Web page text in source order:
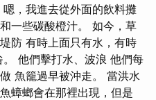
，我進去從外面的飲料攤
一些碳酸橙汁。 如今，草
防 有時上面只有水，有時
他們擊打水、波浪 他們每
魚籠過早被沖走。 當洪水
蟑螂會在那裡出現，但是